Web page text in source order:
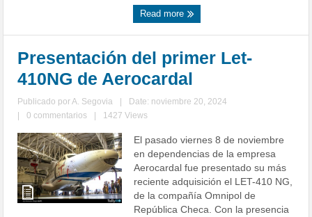
Read more
Presentación del primer Let-
410NG de Aerocardal
Publicado porA. Segovia
Date: noviembre 20, 2024
0 commentarios 1427 Views
El pasado viernes 8 de noviembre
en dependencias de la empresa
Aerocardal fue presentado su más
reciente adquisición el LET-410 NG,
de la compañía Omnipol de
República Checa. Con la presencia